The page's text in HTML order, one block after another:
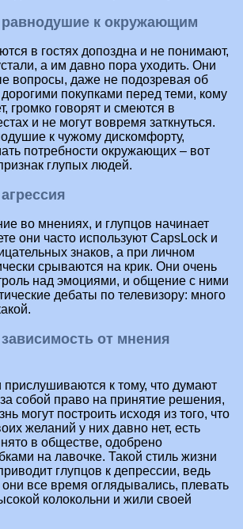
к окружающим
в гостях допоздна и не понимают,
а им давно пора уходить. Они
вопросы, даже не подозревая об
покупками перед теми, кому
громко говорят и смеются в
и не могут вовремя заткнуться.
к чужому дискомфорту,
потребности окружающих – вот
глупых людей.
во мнениях, и глупцов начинает
они часто используют CapsLock и
знаков, а при личном
срываются на крик. Они очень
над эмоциями, и общение с ними
дебаты по телевизору: много
от мнения
к тому, что думают
собой право на принятие решения,
могут построить исходя из того, что
желаний у них давно нет, есть
в обществе, одобрено
на лавочке. Такой стиль жизни
глупцов к депрессии, ведь
все время оглядывались, плевать
колокольни и жили своей